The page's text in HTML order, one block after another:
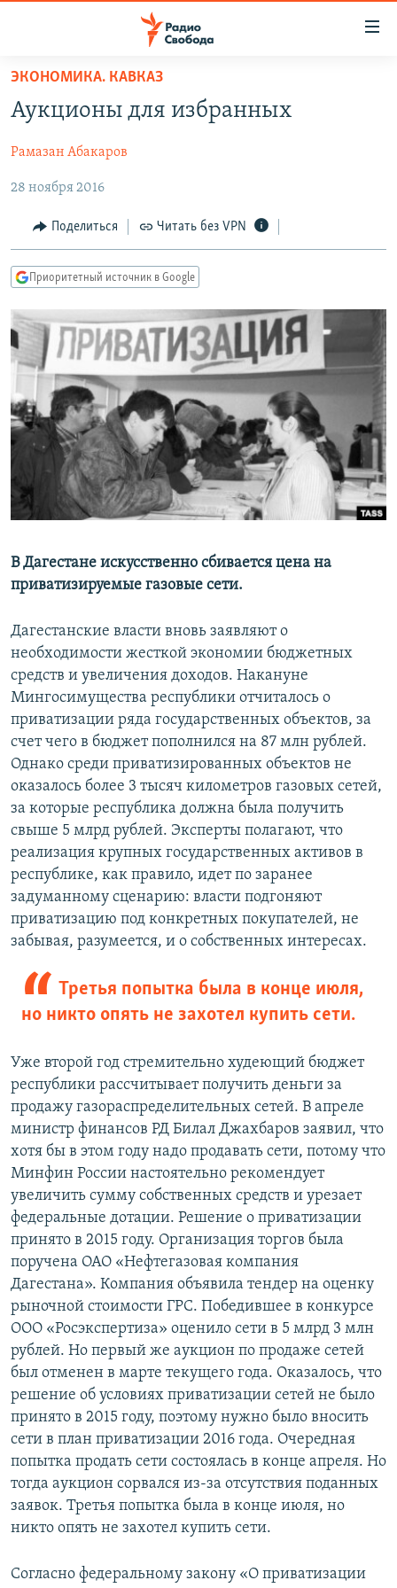
упрощенного
доступа
содержанию
Вернутся
главной
навигации
Вернутся
поиску
ПОДКАСТЫ
АВТОРСКИЕ ПРОЕКТЫ
ЦИТАТЫ СВОБОДЫ
МНЕНИЯ
КУЛЬТУРА
IDEL.РЕАЛИИ
КАВКАЗ.РЕАЛИИ
СЕВЕР.РЕАЛИИ
СИБИРЬ.РЕАЛИИ
РАСПИСАНИЕ ВЕЩАНИЯ
ПОДПИШИТЕСЬ НА РАССЫЛКУ
СОЦИАЛЬНЫЕ СЕТИ
ЭКОНОМИКА. КАВКАЗ
Аукционы для избранных
Рамазан Абакаров
28 ноября 2016
Поделиться Читать без VPN
Приоритетный источник в Google
В Дагестане искусственно сбивается цена на
приватизируемые газовые сети.
Дагестанские власти вновь заявляют о
необходимости жесткой экономии бюджетных
средств и увеличения доходов. Накануне
Мингосимущества республики отчиталось о
приватизации ряда государственных объектов, за
счет чего в бюджет пополнился на 87 млн рублей.
Однако среди приватизированных объектов не
оказалось более 3 тысяч километров газовых сетей,
за которые республика должна была получить
свыше 5 млрд рублей. Эксперты полагают, что
реализация крупных государственных активов в
республике, как правило, идет по заранее
задуманному сценарию: власти подгоняют
приватизацию под конкретных покупателей, не
забывая, разумеется, и о собственных интересах.
Третья попытка была в конце июля,
но никто опять не захотел купить сети.
Уже второй год стремительно худеющий бюджет
республики рассчитывает получить деньги за
продажу газораспределительных сетей. В апреле
министр финансов РД Билал Джахбаров заявил, что
хотя бы в этом году надо продавать сети, потому что
Минфин России настоятельно рекомендует
увеличить сумму собственных средств и урезает
федеральные дотации. Решение о приватизации
принято в 2015 году. Организация торгов была
поручена ОАО «Нефтегазовая компания
Дагестана». Компания объявила тендер на оценку
рыночной стоимости ГРС. Победившее в конкурсе
ООО «Росэкспертиза» оценило сети в 5 млрд 3 млн
рублей. Но первый же аукцион по продаже сетей
был отменен в марте текущего года. Оказалось, что
решение об условиях приватизации сетей не было
принято в 2015 году, поэтому нужно было вносить
сети в план приватизации 2016 года. Очередная
попытка продать сети состоялась в конце апреля. Но
тогда аукцион сорвался из-за отсутствия поданных
заявок. Третья попытка была в конце июля, но
никто опять не захотел купить сети.
Согласно федеральному закону «О приватизации